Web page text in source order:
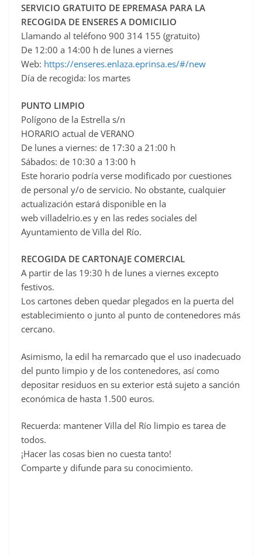
SERVICIO GRATUITO DE EPREMASA PARA LA
RECOGIDA DE ENSERES A DOMICILIO
Llamando al teléfono 900 314 155 (gratuito)
De 12:00 a 14:00 h de lunes a viernes
Web: https://enseres.enlaza.eprinsa.es/#/new
Día de recogida: los martes
PUNTO LIMPIO
Polígono de la Estrella s/n
HORARIO actual de VERANO
De lunes a viernes: de 17:30 a 21:00 h
Sábados: de 10:30 a 13:00 h
Este horario podría verse modificado por cuestiones
de personal y/o de servicio. No obstante, cualquier
actualización estará disponible en la
web villadelrio.es y en las redes sociales del
Ayuntamiento de Villa del Río.
RECOGIDA DE CARTONAJE COMERCIAL
A partir de las 19:30 h de lunes a viernes excepto
festivos.
Los cartones deben quedar plegados en la puerta del
establecimiento o junto al punto de contenedores más
cercano.
Asimismo, la edil ha remarcado que el uso inadecuado
del punto limpio y de los contenedores, así como
depositar residuos en su exterior está sujeto a sanción
económica de hasta 1.500 euros.
Recuerda: mantener Villa del Río limpio es tarea de
todos.
¡Hacer las cosas bien no cuesta tanto!
Comparte y difunde para su conocimiento.